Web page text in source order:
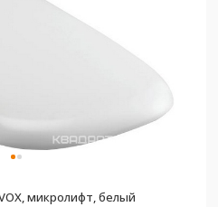
микролифт, белый